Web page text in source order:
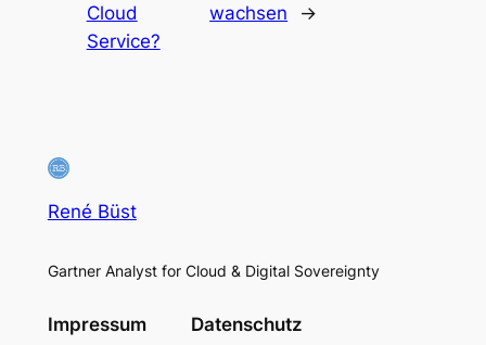
Cloud
Service?
wachsen
→
René Büst
Gartner Analyst for Cloud & Digital Sovereignty
Impressum Datenschutz